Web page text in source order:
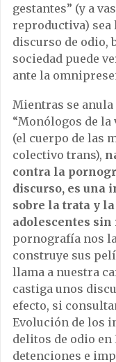
gestantes” (y a
reproductiva) sea
discurso de odio,
sociedad puede
ante la
Mientras se
“Monólogos de la
(el cuerpo de las
colectivo trans),
contra la
discurso, es una
sobre la trata y
adolescentes sin
pornografía nos
construye sus
llama a nuestra
castiga unos
efecto, si
Evolución de los
delitos de odio en
detenciones e